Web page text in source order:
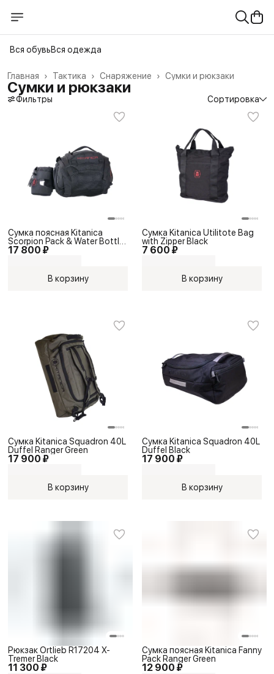
Вся обувьВся одежда
Сумки и рюкзаки
Снаряжение ›
Тактика ›
Главная ›
Сумки и рюкзаки
Фильтры Сортировка
17 800 ₽
Сумка поясная Kitanica
Scorpion Pack & Water Bottle
Holster Combo Space Black
В корзину
7 600 ₽
Сумка Kitanica Utilitote Bag
with Zipper Black
В корзину
17 900 ₽
Сумка Kitanica Squadron 40L
Duffel Ranger Green
В корзину
17 900 ₽
Сумка Kitanica Squadron 40L
Duffel Black
В корзину
11 300 ₽
Рюкзак Ortlieb R17204 X-
Tremer Black
12 900 ₽
Сумка поясная Kitanica Fanny
Pack Ranger Green